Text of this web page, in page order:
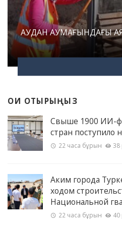
АУДАН АУМАҒЫНДАҒЫ
ОҚИ ОТЫРЫҢЫЗ
Свыше 1900 ИИ-
стран поступило
22 часа бұрын 38
Аким города
ходом
Национальной
22 часа бұрын 40